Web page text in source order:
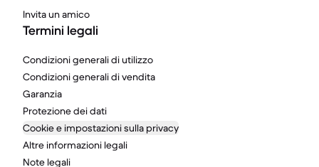
Invita un amico
Termini legali
Condizioni generali di utilizzo
Condizioni generali di vendita
Garanzia
Protezione dei dati
Cookie e impostazioni sulla privacy
Altre informazioni legali
Note legali